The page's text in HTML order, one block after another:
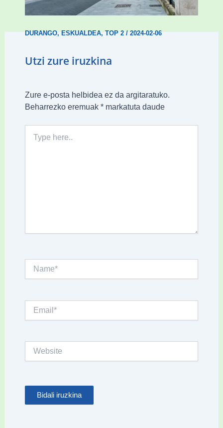
ordenantza izango du Durangok
DURANGO,ESKUALDEA,TOP 2/2024-02-06
Utzi zure iruzkina
Zure e-posta helbidea ez da argitaratuko.
Beharrezko eremuak *markatuta daude
here..
Website